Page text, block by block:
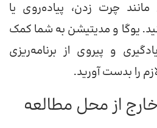
چرت زدن، پیاده‌روی یا
یوگا و مدیتیشن به شما کمک
و پیروی از برنامه‌ریزی
را بدست آورید.
از محل مطالعه